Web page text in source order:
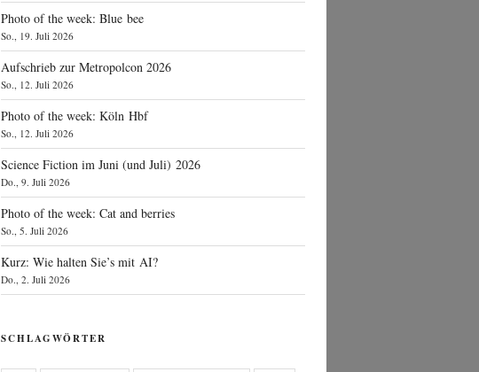
Photo of the week: Blue bee
So., 19. Juli 2026
Aufschrieb zur Metropolcon 2026
So., 12. Juli 2026
Photo of the week: Köln Hbf
So., 12. Juli 2026
Science Fiction im Juni (und Juli) 2026
Do., 9. Juli 2026
Photo of the week: Cat and berries
So., 5. Juli 2026
Kurz: Wie halten Sie’s mit AI?
Do., 2. Juli 2026
SCHLAGWÖRTER